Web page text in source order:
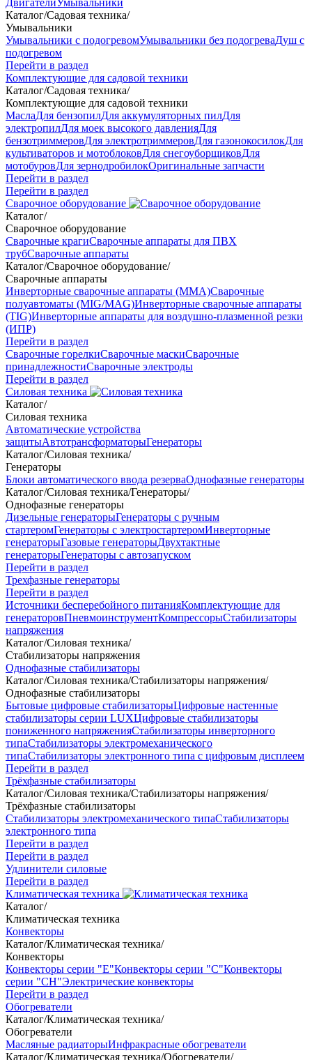
ДвигателиУмывальники
Каталог/Садовая техника/
Умывальники
Умывальники с подогревомУмывальники без подогреваДуш с
подогревом
Перейти в раздел
Комплектующие для садовой техники
Каталог/Садовая техника/
Комплектующие для садовой техники
МаслаДля бензопилДля аккумуляторных пилДля
электропилДля моек высокого давленияДля
бензотриммеровДля электротриммеровДля газонокосилокДля
культиваторов и мотоблоковДля снегоуборщиковДля
мотобуровДля зернодробилокОригинальные запчасти
Перейти в раздел
Перейти в раздел
Сварочное оборудование
Каталог/
Сварочное оборудование
Сварочные крагиСварочные аппараты для ПВХ
трубСварочные аппараты
Каталог/Сварочное оборудование/
Сварочные аппараты
Инверторные сварочные аппараты (ММА)Сварочные
полуавтоматы (MIG/MAG)Инверторные сварочные аппараты
(TIG)Инверторные аппараты для воздушно-плазменной резки
(ИПР)
Перейти в раздел
Сварочные горелкиСварочные маскиСварочные
принадлежностиСварочные электроды
Перейти в раздел
Силовая техника
Каталог/
Силовая техника
Автоматические устройства
защитыАвтотрансформаторыГенераторы
Каталог/Силовая техника/
Генераторы
Блоки автоматического ввода резерваОднофазные генераторы
Каталог/Силовая техника/Генераторы/
Однофазные генераторы
Дизельные генераторыГенераторы с ручным
стартеромГенераторы с электростартеромИнверторные
генераторыГазовые генераторыДвухтактные
генераторыГенераторы с автозапуском
Перейти в раздел
Трехфазные генераторы
Перейти в раздел
Источники бесперебойного питанияКомплектующие для
генераторовПневмоинструментКомпрессорыСтабилизаторы
напряжения
Каталог/Силовая техника/
Стабилизаторы напряжения
Однофазные стабилизаторы
Каталог/Силовая техника/Стабилизаторы напряжения/
Однофазные стабилизаторы
Бытовые цифровые стабилизаторыЦифровые настенные
стабилизаторы серии LUXЦифровые стабилизаторы
пониженного напряженияСтабилизаторы инверторного
типаСтабилизаторы электромеханического
типаСтабилизаторы электронного типа с цифровым дисплеем
Перейти в раздел
Трёхфазные стабилизаторы
Каталог/Силовая техника/Стабилизаторы напряжения/
Трёхфазные стабилизаторы
Стабилизаторы электромеханического типаСтабилизаторы
электронного типа
Перейти в раздел
Перейти в раздел
Удлинители силовые
Перейти в раздел
Климатическая техника
Каталог/
Климатическая техника
Конвекторы
Каталог/Климатическая техника/
Конвекторы
Конвекторы серии "Е"Конвекторы серии "С"Конвекторы
серии "СН"Электрические конвекторы
Перейти в раздел
Обогреватели
Каталог/Климатическая техника/
Обогреватели
Масляные радиаторыИнфракрасные обогреватели
Каталог/Климатическая техника/Обогреватели/